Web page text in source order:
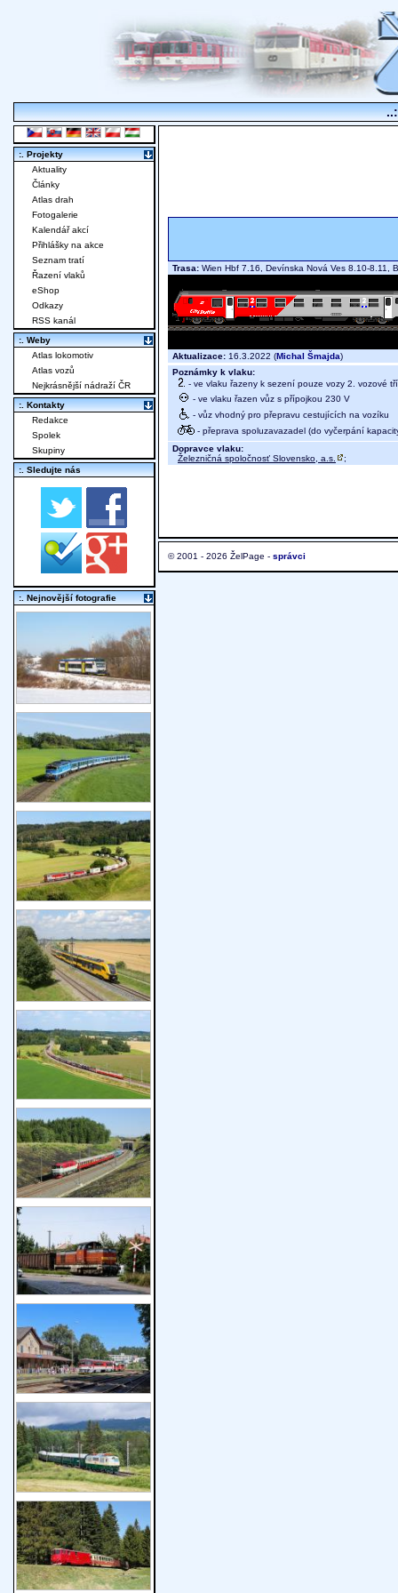
Trasa: Wien Hbf 7.16, Devínska Nová Ves 8.10-
Aktualizace: 16.3.2022 (Michal Šmajda)
Poznámky k vlaku:
- ve vlaku řazeny k sezení pouze vozy 2. vozové
- ve vlaku řazen vůz s přípojkou 230 V
- vůz vhodný pro přepravu cestujících na vozíku
- přeprava spoluzavazadel (do vyčerpání
Dopravce vlaku:
Železničná spoločnosť Slovensko, a.s.
;
© 2001 - 2026 ŽelPage - správci
:. Projekty
Aktuality
Články
Atlas drah
Fotogalerie
Kalendář akcí
Přihlášky na akce
Seznam tratí
Řazení vlaků
eShop
Odkazy
RSS kanál
:. Weby
Atlas lokomotiv
Atlas vozů
Nejkrásnější nádraží ČR
:. Kontakty
Redakce
Spolek
Skupiny
:. Sledujte nás
:. Nejnovější fotografie